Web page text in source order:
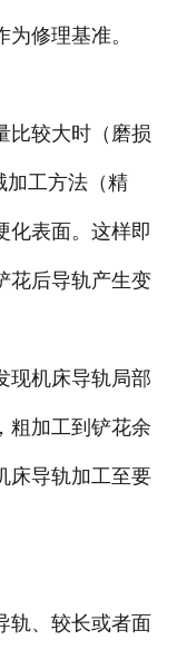
修理基准。
比较大时（磨损
加工方法（精
化表面。这样即
花后导轨产生变
现机床导轨局部
粗加工到铲花余
床导轨加工至要
轨、较长或者面